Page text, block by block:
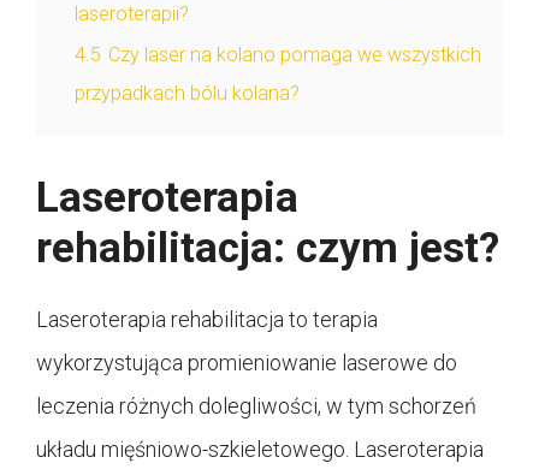
laseroterapii?
4.5 Czy laser na kolano pomaga we wszystkich
przypadkach bólu kolana?
Laseroterapia
rehabilitacja: czym jest?
Laseroterapia rehabilitacja to terapia
wykorzystująca promieniowanie laserowe do
leczenia różnych dolegliwości, w tym schorzeń
układu mięśniowo-szkieletowego. Laseroterapia